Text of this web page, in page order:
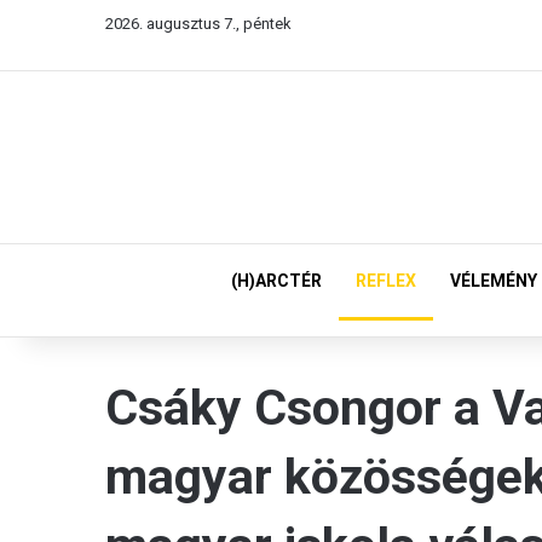
2026. augusztus 7., péntek
(H)ARCTÉR REFLEX VÉLEMÉNY
Csáky Csongor a
magyar